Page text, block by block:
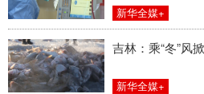
新华全媒+
吉林：乘“冬”风
新华全媒+